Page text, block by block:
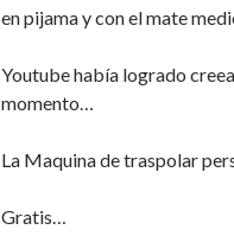
en pijama y con el mate
Youtube había logrado
momento…
La Maquina de traspolar
Gratis…